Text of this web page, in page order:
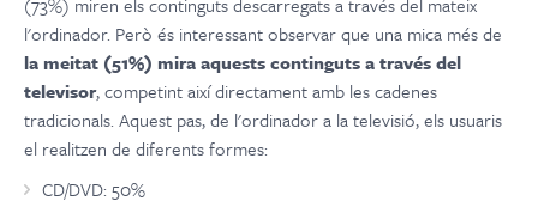
l'ordinador. Però és interessant observar que una mica més de
la meitat (51%) mira aquests continguts a través del
televisor, competint així directament amb les cadenes
tradicionals. Aquest pas, de l'ordinador a la televisió, els usuaris
el realitzen de diferents formes:
CD/DVD: 50%